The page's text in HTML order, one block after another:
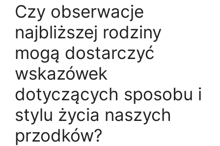
Czy obserwacje
najbliższej rodziny
mogą dostarczyć
wskazówek
dotyczących sposobu i
stylu życia naszych
przodków?